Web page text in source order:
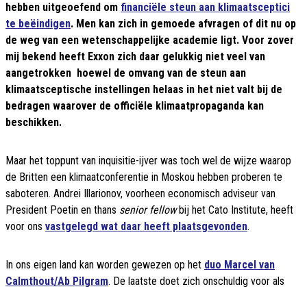
hebben uitgeoefend om financiële steun aan klimaatsceptici
te beëindigen. Men kan zich in gemoede afvragen of dit nu op
de weg van een wetenschappelijke academie ligt. Voor zover
mij bekend heeft Exxon zich daar gelukkig niet veel van
aangetrokken  hoewel de omvang van de steun aan
klimaatsceptische instellingen helaas in het niet valt bij de
bedragen waarover de officiële klimaatpropaganda kan
beschikken.
Maar het toppunt van inquisitie-ijver was toch wel de wijze waarop
de Britten een klimaatconferentie in Moskou hebben proberen te
saboteren. Andrei Illarionov, voorheen economisch adviseur van
President Poetin en thans senior fellow bij het Cato Institute, heeft
voor ons vastgelegd wat daar heeft plaatsgevonden.
In ons eigen land kan worden gewezen op het duo Marcel van
Calmthout/Ab Pilgram. De laatste doet zich onschuldig voor als